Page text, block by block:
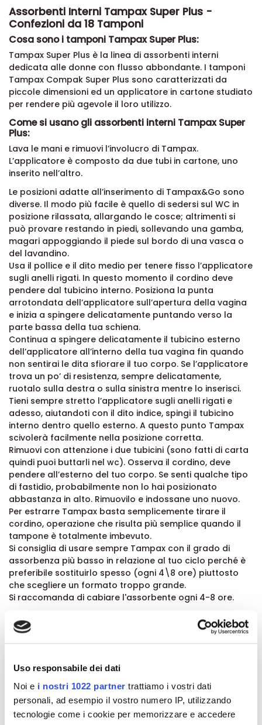
Uso responsabile dei dati
Noi e i nostri 1022 partner trattiamo i vostri dati
personali, ad esempio il vostro numero IP, utilizzando
tecnologie come i cookie per memorizzare e accedere
Assorbenti Interni Tampax Super Plus -
Confezioni da 18 Tamponi
Cosa sono i tamponi Tampax Super Plus:
Tampax Super Plus è la linea di assorbenti interni
dedicata alle donne con flusso abbondante. I tamponi
Tampax Compak Super Plus sono caratterizzati da
piccole dimensioni ed un applicatore in cartone studiato
per rendere più agevole il loro utilizzo.
Come si usano gli assorbenti interni Tampax Super
Plus:
Lava le mani e rimuovi l’involucro di Tampax.
L’applicatore è composto da due tubi in cartone, uno
inserito nell’altro.
Le posizioni adatte all’inserimento di Tampax&Go sono
diverse. Il modo più facile è quello di sedersi sul WC in
posizione rilassata, allargando le cosce; altrimenti si
può provare restando in piedi, sollevando una gamba,
magari appoggiando il piede sul bordo di una vasca o
del lavandino.
Usa il pollice e il dito medio per tenere fisso l’applicatore
sugli anelli rigati. In questo momento il cordino deve
pendere dal tubicino interno. Posiziona la punta
arrotondata dell’applicatore sull’apertura della vagina
e inizia a spingere delicatamente puntando verso la
parte bassa della tua schiena.
Continua a spingere delicatamente il tubicino esterno
dell’applicatore all’interno della tua vagina fin quando
non sentirai le dita sfiorare il tuo corpo. Se l’applicatore
trova un po’ di resistenza, sempre delicatamente,
ruotalo sulla destra o sulla sinistra mentre lo inserisci.
Tieni sempre stretto l’applicatore sugli anelli rigati e
adesso, aiutandoti con il dito indice, spingi il tubicino
interno dentro quello esterno. A questo punto Tampax
scivolerà facilmente nella posizione corretta.
Rimuovi con attenzione i due tubicini (sono fatti di carta
quindi puoi buttarli nel wc). Osserva il cordino, deve
pendere all’esterno del tuo corpo. Se senti qualche tipo
di fastidio, probabilmente non lo hai posizionato
abbastanza in alto. Rimuovilo e indossane uno nuovo.
Per estrarre Tampax basta semplicemente tirare il
cordino, operazione che risulta più semplice quando il
tampone è totalmente imbevuto.
Si consiglia di usare sempre Tampax con il grado di
assorbenza più basso in relazione al tuo ciclo perché è
preferibile sostituirlo spesso (ogni 4\8 ore) piuttosto
che scegliere un formato troppo grande.
Si raccomanda di cabiare l'assorbente ogni 4-8 ore.
Pack da 18 tamponi
Dettagli del prodotto
Recensioni